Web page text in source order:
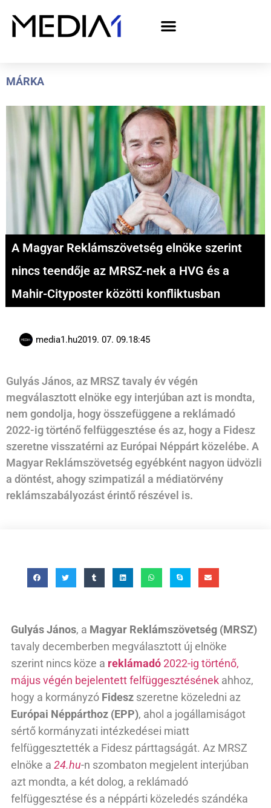
MÁRKA
A Magyar Reklámszövetség elnöke szerint
nincs teendője az MRSZ-nek a HVG és a
Mahir-Cityposter közötti konfliktusban
media1.hu2019. 07. 09.18:45
Gulyás János, az MRSZ tavaly év végén
megválasztott elnöke egy interjúban azt is mondta,
nem gondolja, hogy összefüggene a reklámadó
2022-ig történő felfüggesztése és az, hogy a Fidesz
szeretne visszatérni az Európai Néppárt közelébe. A
Magyar Reklámszövetség egyébként nagyon üdvözli
a döntést, ahogy szimpatizál a médiatörvény
reklámszabályozást érintő részével is.
Gulyás János, a Magyar Reklámszövetség (MRSZ)
tavaly decemberben megválasztott új elnöke
szerint nincs köze a reklámadó2022-ig történő,
május végén bejelentett felfüggesztésének ahhoz,
hogy a kormányzó Fidesz szeretne közeledni az
Európai Néppárthoz (EPP), ahol a jogállamiságot
sértő kormányzati intézkedései miatt
felfüggesztették a Fidesz párttagságát. Az MRSZ
elnöke a 24.hu-n szombaton megjelent interjúban
azt mondta, a két dolog, a reklámadó
felfüggesztése és a néppárti közeledés szándéka